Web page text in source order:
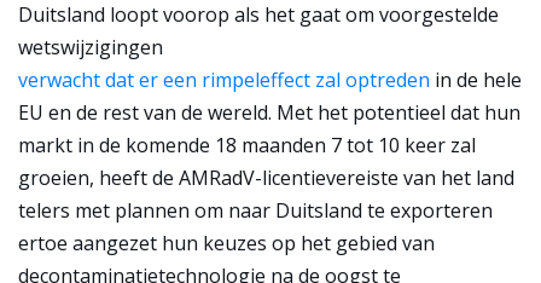
Duitsland loopt voorop als het gaat om voorgestelde
wetswijzigingen
verwacht dat er een rimpeleffect zal optreden in de hele
EU en de rest van de wereld. Met het potentieel dat hun
markt in de komende 18 maanden 7 tot 10 keer zal
groeien, heeft de AMRadV-licentievereiste van het land
telers met plannen om naar Duitsland te exporteren
ertoe aangezet hun keuzes op het gebied van
decontaminatietechnologie na de oogst te